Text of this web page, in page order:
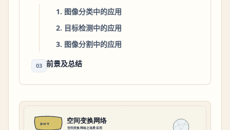
1. 图像分类中的应用
2. 目标检测中的应用
3. 图像分割中的应用
03 前景及总结